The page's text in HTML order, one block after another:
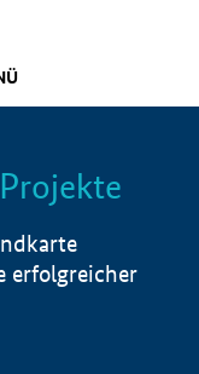
Info
erfolgreicher